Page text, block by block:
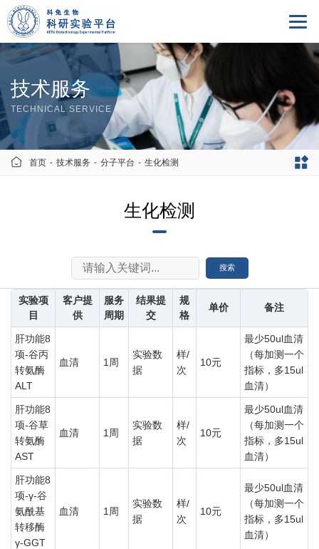
技术服务
TECHNICAL SERVICE
首页 - 技术服务 - 分子平台 - 生化检测
生化检测
实验项
目
客户提
供
服务
周期
结果提
交
规
格
单价 备注
肝功能8
项-谷丙
转氨酶
ALT
血清 1周
实验数
据
样/
次
10元
最少50ul血清
（每加测一个
指标，多15ul
血清）
肝功能8
项-谷草
转氨酶
AST
血清 1周
实验数
据
样/
次
10元
最少50ul血清
（每加测一个
指标，多15ul
血清）
肝功能8
项-γ-谷
氨酰基
转移酶
γ-GGT
血清 1周
实验数
据
样/
次
10元
最少50ul血清
（每加测一个
指标，多15ul
血清）